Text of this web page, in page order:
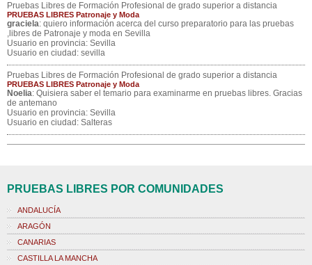
Pruebas Libres de Formación Profesional de grado superior a distancia
PRUEBAS LIBRES Patronaje y Moda
graciela: quiero información acerca del curso preparatorio para las pruebas
,libres de Patronaje y moda en Sevilla
Usuario en provincia: Sevilla
Usuario en ciudad: sevilla
Pruebas Libres de Formación Profesional de grado superior a distancia
PRUEBAS LIBRES Patronaje y Moda
Noelia: Quisiera saber el temario para examinarme en pruebas libres. Gracias
de antemano
Usuario en provincia: Sevilla
Usuario en ciudad: Salteras
PRUEBAS LIBRES POR COMUNIDADES
ANDALUCÍA
ARAGÓN
CANARIAS
CASTILLA LA MANCHA